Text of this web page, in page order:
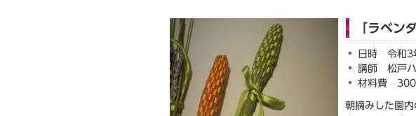
「ラベン
日時 令和3
講師 松戸ハ
材料費 300
朝摘みした園